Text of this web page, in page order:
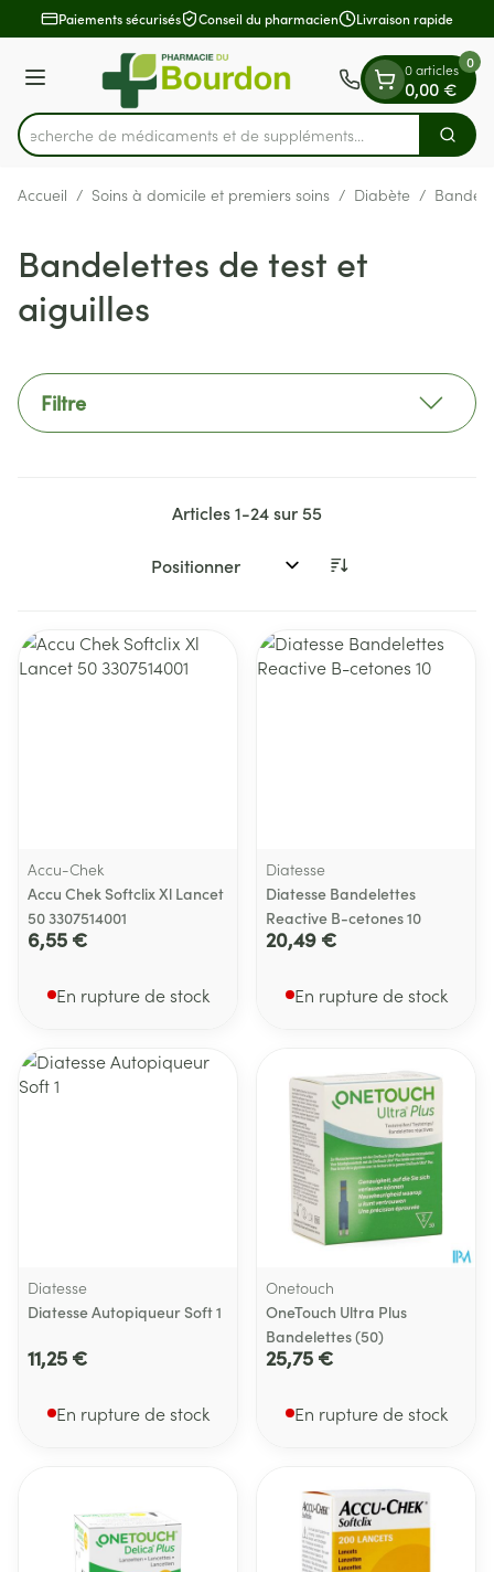
Aller au contenu
1 de 1
Paiements sécurisés Conseil du pharmacien Livraison rapide
Menu
Rechercher
Recherche de médicaments et d
0 articles
0,00 €
0
Accueil / Soins à domicile et premiers soins / Diabète /
Bandelettes de test et
aiguilles
Filtre
Articles1-24sur55
Trier par:
Accu-Chek
Accu Chek Softclix Xl Lancet
50 3307514001
6,55 €
En rupture de stock
Diatesse
Diatesse Bandelettes
Reactive B-cetones 10
20,49 €
En rupture de stock
Diatesse
Diatesse Autopiqueur Soft 1
11,25 €
En rupture de stock
Onetouch
OneTouch Ultra Plus
Bandelettes (50)
25,75 €
En rupture de stock